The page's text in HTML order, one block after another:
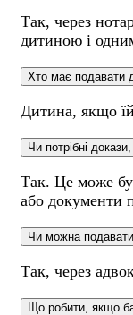
Так, через
дитиною і
Хто має подавати
Дитина, якщо
Чи потрібні
Так. Це може
або документи
Чи можна
Так, через
Що робити, якщо